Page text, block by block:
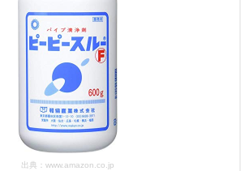
出典：www.amazon.co.jp